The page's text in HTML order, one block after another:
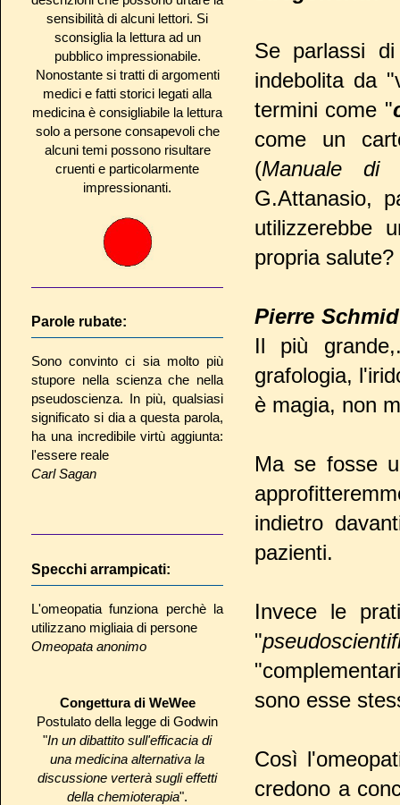
Se parlassi
indebolita da
termini come "
come un
(Manuale di
G.Attanasio,
utilizzerebbe
propria salute?
Pierre
Il più
grafologia,
è magia, non
Ma se fosse
indietro
pazienti.
Invece le
"
sono esse
Così
credono a
sensibilità di alcuni lettori. Si
sconsiglia la lettura ad un
pubblico impressionabile.
Nonostante si tratti di argomenti
medici e fatti storici legati alla
medicina è consigliabile la lettura
solo a persone consapevoli che
alcuni temi possono risultare
cruenti e particolarmente
impressionanti.
Parole rubate:
Sono convinto ci sia molto più
stupore nella scienza che nella
pseudoscienza. In più, qualsiasi
significato si dia a questa parola,
ha una incredibile virtù aggiunta:
l'essere reale
Carl Sagan
Specchi arrampicati:
L'omeopatia funziona perchè la
utilizzano migliaia di persone
Omeopata anonimo
Congettura di WeWee
Postulato della legge di Godwin
"In un dibattito sull'efficacia di
una medicina alternativa la
discussione verterà sugli effetti
della chemioterapia".